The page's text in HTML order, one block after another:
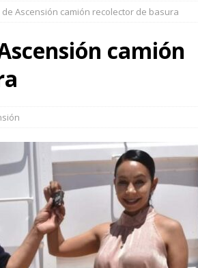
Hay mil 255 reos de poblaciones vulnerables en el
CASAS GRANDES
Marco Bonilla lidera preferencias electorales de
MARCO BONILLA
Ascensión camión recolector de basura
camión